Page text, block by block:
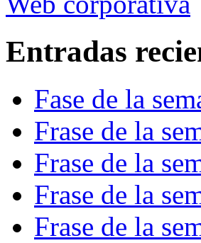
Entradas
Fase de la
Frase de la
Frase de la
Frase de la
Frase de la